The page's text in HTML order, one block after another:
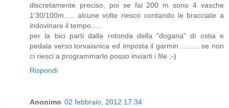
discretamente preciso, poi se fai 200 m sono 4 vasche
1'30/100m..... alcune volte riesco contando le bracciate a
indovinare il tempo.....
per la bici parti dalla rotonda della "dogana" di ostia e
pedala verso torvaianica ed imposta il garmin ......... se non
ci riesci a programmarlo posso inviarti i file ;-)
Rispondi
Anonimo 02 febbraio, 2012 17:34